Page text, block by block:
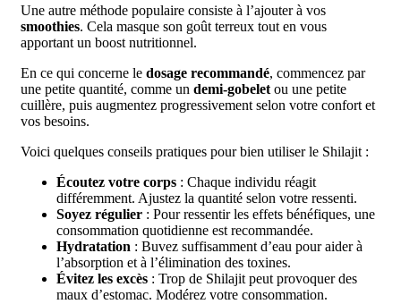
Une autre méthode populaire consiste à l’ajouter à vos
smoothies. Cela masque son goût terreux tout en vous
apportant un boost nutritionnel.
En ce qui concerne le dosage recommandé, commencez par
une petite quantité, comme un demi-gobelet ou une petite
cuillère, puis augmentez progressivement selon votre confort et
vos besoins.
Voici quelques conseils pratiques pour bien utiliser le Shilajit :
Écoutez votre corps : Chaque individu réagit
différemment. Ajustez la quantité selon votre ressenti.
Soyez régulier : Pour ressentir les effets bénéfiques, une
consommation quotidienne est recommandée.
Hydratation : Buvez suffisamment d’eau pour aider à
l’absorption et à l’élimination des toxines.
Évitez les excès : Trop de Shilajit peut provoquer des
maux d’estomac. Modérez votre consommation.